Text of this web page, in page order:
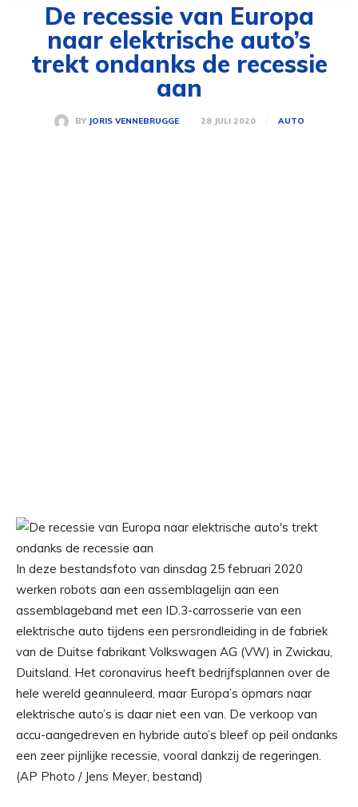
De recessie van Europa
naar elektrische auto’s
trekt ondanks de recessie
aan
BY JORIS VENNEBRUGGE 28 JULI 2020 AUTO
In deze bestandsfoto van dinsdag 25 februari 2020
werken robots aan een assemblagelijn aan een
assemblageband met een ID.3-carrosserie van een
elektrische auto tijdens een persrondleiding in de fabriek
van de Duitse fabrikant Volkswagen AG (VW) in Zwickau,
Duitsland. Het coronavirus heeft bedrijfsplannen over de
hele wereld geannuleerd, maar Europa’s opmars naar
elektrische auto’s is daar niet een van. De verkoop van
accu-aangedreven en hybride auto’s bleef op peil ondanks
een zeer pijnlijke recessie, vooral dankzij de regeringen.
(AP Photo / Jens Meyer, bestand)